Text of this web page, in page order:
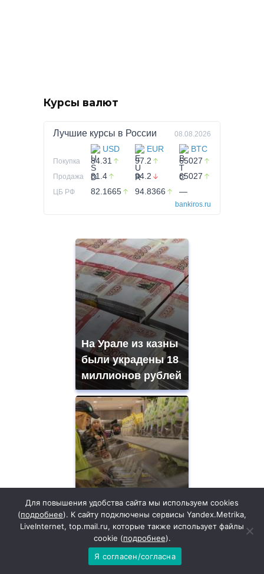
Курсы валют
Лучшие курсы в России 08.08.2026
USD EUR BTC
Покупка 84.31 97.2 65027
Продажа 81.4 94.2 65027
ЦБ РФ 82.1665 94.8366 —
bankiros.ru
На Урале из казны
были украдены 18
миллионов рублей
Не ешьте эту
готовую еду из
магазина: список
Для повышения удобства сайта мы используем cookies
(подробнее). К сайту подключены сервисы Yandex.Metrika,
LiveInternet, top.mail.ru, которые также использует файлы
cookie (подробнее).
Я согласен/согласна